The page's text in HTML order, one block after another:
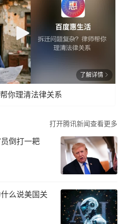
了解详情
你理清法律关系
打开腾讯新闻查看更多
倒打一耙
么说美国关